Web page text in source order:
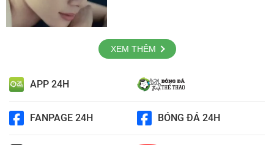
XEM THÊM
APP 24H
FANPAGE 24H BÓNG ĐÁ 24H